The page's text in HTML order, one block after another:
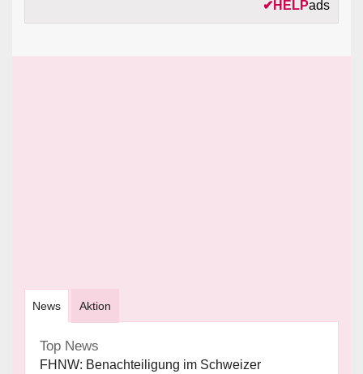
✔ HELPads
News Aktion
Top News
FHNW: Benachteiligung im Schweizer